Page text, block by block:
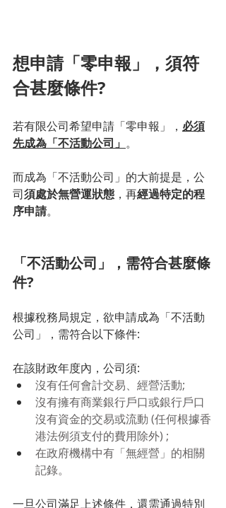
想申請「零申報」，須符
合甚麼條件?
若有限公司希望申請「零申報」， 必須
先成為「不活動公司」 。
而成為「不活動公司」的大前提是，公
司須處於無營運狀態 ，再經過特定的程
序申請。
「不活動公司」，需符合甚麼條
件?
根據稅務局規定，欲申請成為「不活動
公司」，需符合以下條件:
在該財政年度內，公司須:
沒有任何會計交易、經營活動;
沒有擁有商業銀行戶口或銀行戶口
沒有資金的交易或流動 (任何根據香
港法例須支付的費用除外) ;
在政府機構中有「無經營」的相關
記錄。
一旦公司滿足上述條件，還需通過特別